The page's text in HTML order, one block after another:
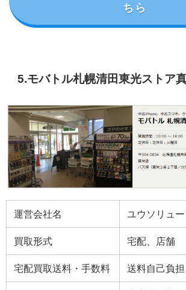
ちら
5.モバトル札幌清田東光ストア
運営会社名 ユウソリュ
買取形式 宅配、店舗
宅配買取送料・手数料 送料自己負